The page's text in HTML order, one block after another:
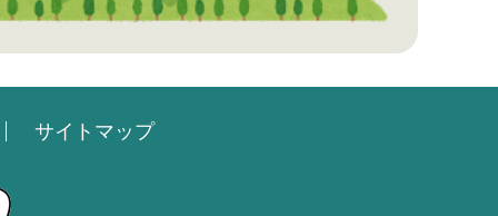
サイトマップ